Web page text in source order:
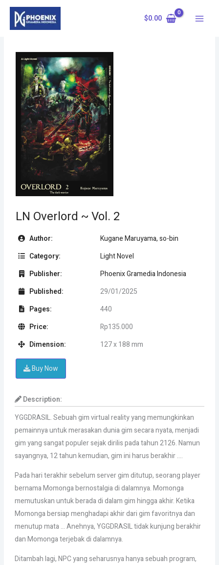
Skip
content
$0.00
LN Overlord ~ Vol. 2
Author:
Kugane Maruyama, so-bin
Category:
Light Novel
Publisher:
Phoenix Gramedia Indonesia
Published:
29/01/2025
Pages:
440
Price:
Rp135.000
Dimension:
127 x 188 mm
Buy Now
Description:
YGGDRASIL. Sebuah gim virtual reality yang memungkinkan
pemainnya untuk merasakan dunia gim secara nyata, menjadi
gim yang sangat populer sejak dirilis pada tahun 2126. Namun
sayangnya, 12 tahun kemudian, gim ini harus berakhir ….
Pada hari terakhir sebelum server gim ditutup, seorang player
bernama Momonga bernostalgia di dalamnya. Momonga
memutuskan untuk berada di dalam gim hingga akhir. Ketika
Momonga bersiap menghadapi akhir dari gim favoritnya dan
menutup mata … Anehnya, YGGDRASIL tidak kunjung berakhir
dan Momonga terjebak di dalamnya.
Ditambah lagi, NPC yang seharusnya hanya sebuah program,